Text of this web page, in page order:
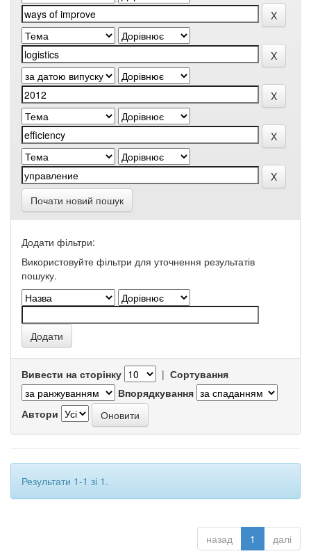
Почати новий пошук
Додати фільтри:
Використовуйте фільтри для уточнення результатів
пошуку.
Вивести на сторінку | Сортування
Впорядкування
Автори
Результати 1-1 зі 1.
назад 1 далі